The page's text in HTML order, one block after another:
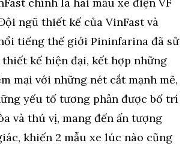
chính là hai mẫu xe điện VF
ngũ thiết kế của VinFast và
tiếng thế giới Pininfarina đã sử
kế hiện đại, kết hợp những
mại với những nét cắt mạnh mẽ,
yếu tố tương phản được bố trí
và thú vị, mang đến ấn tượng
khiến 2 mẫu xe lúc nào cũng